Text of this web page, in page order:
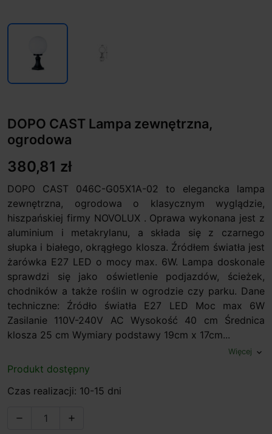
DOPO CAST Lampa zewnętrzna,
ogrodowa
380,81 zł
DOPO CAST 046C-G05X1A-02 to elegancka lampa
zewnętrzna, ogrodowa o klasycznym wyglądzie,
hiszpańskiej firmy NOVOLUX . Oprawa wykonana jest z
aluminium i metakrylanu, a składa się z czarnego
słupka i białego, okrągłego klosza. Źródłem światła jest
żarówka E27 LED o mocy max. 6W. Lampa doskonale
sprawdzi się jako oświetlenie podjazdów, ścieżek,
chodników a także roślin w ogrodzie czy parku. Dane
techniczne: Źródło światła E27 LED Moc max 6W
Zasilanie 110V-240V AC Wysokość 40 cm Średnica
klosza 25 cm Wymiary podstawy 19cm x 17cm...
Więcej expand_more
Produkt dostępny
Czas realizacji: 10-15 dni
 